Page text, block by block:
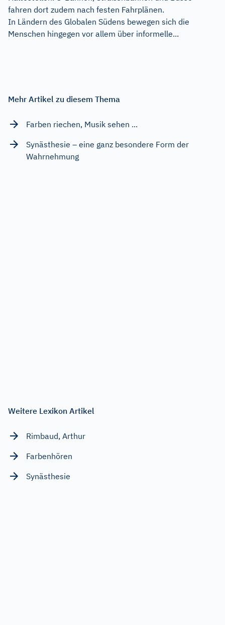
fahren dort zudem nach festen Fahrplänen.
In Ländern des Globalen Südens bewegen sich die
Menschen hingegen vor allem über informelle...
Mehr Artikel zu diesem Thema
Farben riechen, Musik sehen ...
Synästhesie – eine ganz besondere Form der
Wahrnehmung
Weitere Lexikon Artikel
Rimbaud, Arthur
Farbenhören
Synästhesie